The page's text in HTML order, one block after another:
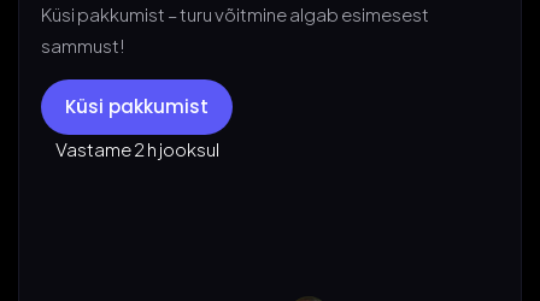
Küsi pakkumist – turu võitmine algab esimesest
sammust!
Küsi pakkumist
Vastame 2 h jooksul